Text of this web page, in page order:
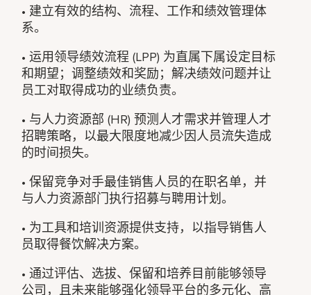
• 建立有效的结构、流程、工作和绩效管理体
系。
• 运用领导绩效流程 (LPP) 为直属下属设定目标
和期望；调整绩效和奖励；解决绩效问题并让
员工对取得成功的业绩负责。
• 与人力资源部 (HR) 预测人才需求并管理人才
招聘策略，以最大限度地减少因人员流失造成
的时间损失。
• 保留竞争对手最佳销售人员的在职名单，并
与人力资源部门执行招募与聘用计划。
• 为工具和培训资源提供支持，以指导销售人
员取得餐饮解决方案。
• 通过评估、选拔、保留和培养目前能够领导
公司，且未来能够强化领导平台的多元化、高